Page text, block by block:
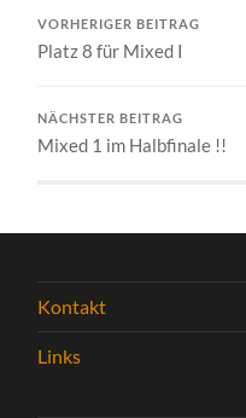
VORHERIGER BEITRAG
Platz 8 für Mixed I
NÄCHSTER BEITRAG
Mixed 1 im Halbfinale !!
Kontakt
Links